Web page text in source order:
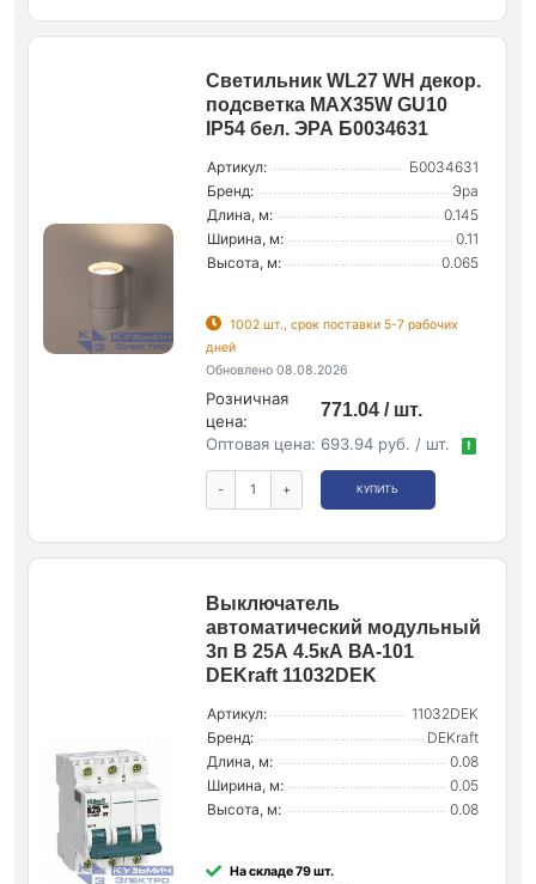
Светильник WL27 WH декор.
подсветка MAX35W GU10
IP54 бел. ЭРА Б0034631
Артикул:
Б0034631
Бренд:
Эра
Длина, м:
0.145
Ширина, м:
0.11
Высота, м:
0.065
1002 шт., срок поставки 5-7 рабочих
дней
Обновлено 08.08.2026
Розничная
цена:
771.04 / шт.
Оптовая цена: 693.94 руб. / шт. !
- + КУПИТЬ
Выключатель
автоматический модульный
3п B 25А 4.5кА ВА-101
DEKraft 11032DEK
Артикул:
11032DEK
Бренд:
DEKraft
Длина, м:
0.08
Ширина, м:
0.05
Высота, м:
0.08
На складе 79 шт.